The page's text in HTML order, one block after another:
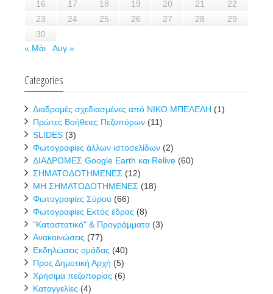
16
17 18 19 20 21
22
23
24 25 26 27 28
29
30
« Μάι
Αυγ »
Categories
Διαδρομές σχεδιασμένες από ΝΙΚΟ ΜΠΕΛΕΛΗ (1)
Πρώτες Βοήθειες Πεζοπόρων (11)
SLIDES (3)
Φωτογραφίες άλλων ιστοσελίδων (2)
ΔΙΑΔΡΟΜΕΣ Google Earth και Relive (60)
ΣΗΜΑΤΟΔΟΤΗΜΕΝΕΣ (12)
ΜΗ ΣΗΜΑΤΟΔΟΤΗΜΕΝΕΣ (18)
Φωτογραφίες Σύρου (66)
Φωτογραφίες Εκτός έδρας (8)
"Καταστατικό" & Προγράμματα (3)
Ανακοινώσεις (77)
Εκδηλώσεις ομάδας (40)
Προς Δημοτική Αρχή (5)
Χρήσιμα πεζοπορίας (6)
Καταγγελίες (4)